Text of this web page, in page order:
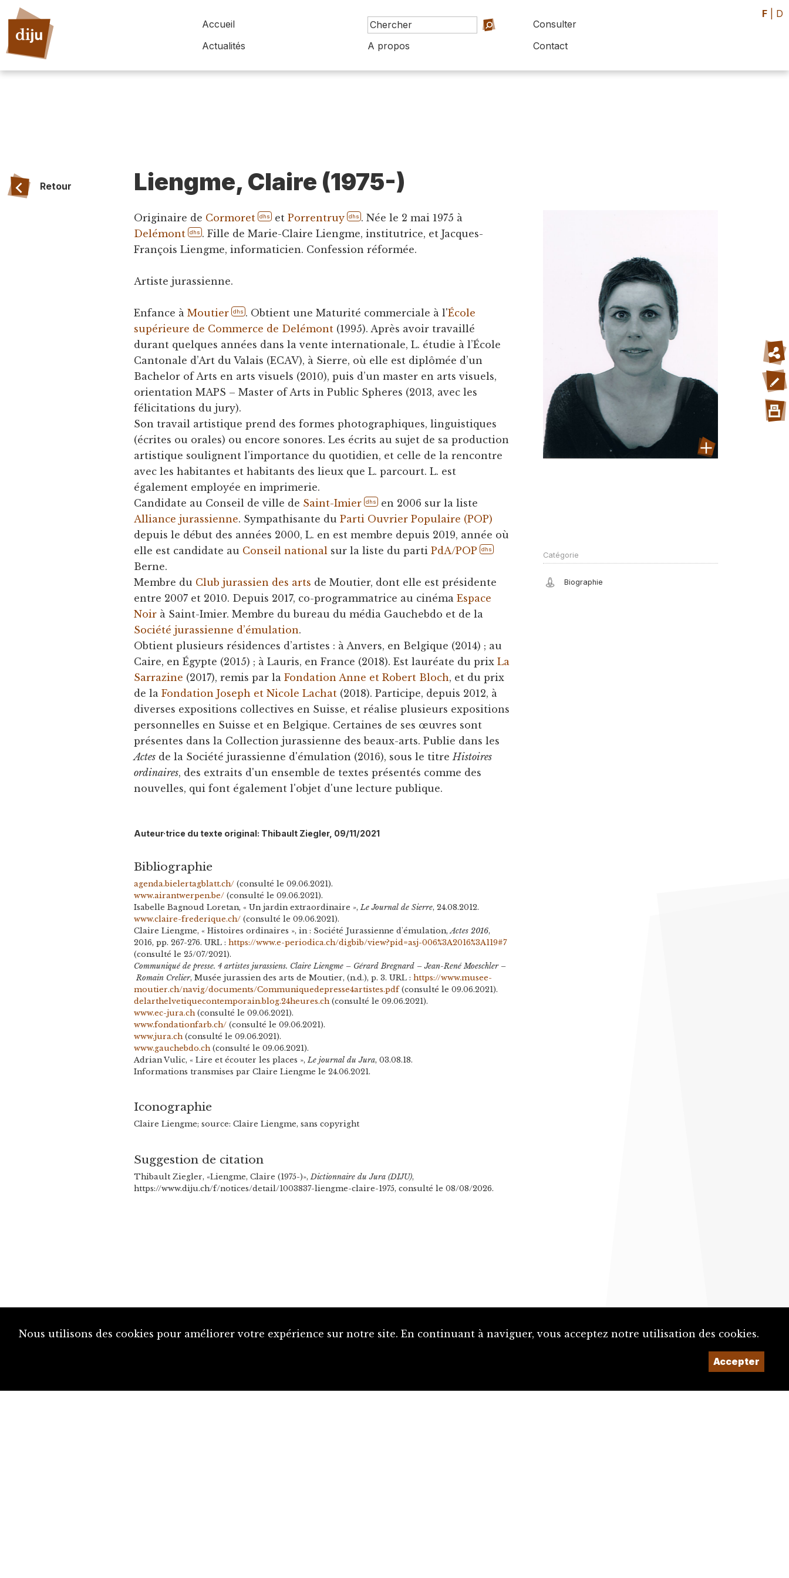
Accueil
Consulter
Actualités
A propos Contact
F D
Retour Liengme, Claire (1975-)
Originaire de Cormoret dhs etPorrentruy dhs . Née le 2 mai 1975 à
Delémont
dhs . Fille de Marie-Claire Liengme, institutrice, et Jacques-
François Liengme, informaticien. Confession réformée.
Artiste jurassienne.
Enfance àMoutier dhs . Obtient une Maturité commerciale à l'École
supérieure de Commerce de Delémont (1995). Après avoir travaillé
durant quelques années dans la vente internationale, L. étudie à l’École
Cantonale d’Art du Valais (ECAV), à Sierre, où elle est diplômée d’un
Bachelor of Arts en arts visuels (2010), puis d’un master en arts visuels,
orientation MAPS – Master of Arts in Public Spheres (2013, avec les
félicitations du jury).
Son travail artistique prend des formes photographiques, linguistiques
(écrites ou orales) ou encore sonores. Les écrits au sujet de sa production
artistique soulignent l'importance du quotidien, et celle de la rencontre
avec les habitantes et habitants des lieux que L. parcourt. L. est
également employée en imprimerie.
Candidate au Conseil de ville de Saint-Imier dhs
en 2006 sur la liste
Alliance jurassienne. Sympathisante duParti Ouvrier Populaire (POP)
depuis le début des années 2000, L. en est membre depuis 2019, année où
elle est candidate au Conseil national sur la liste du partiPdA/POP dhs
Berne.
Membre du Club jurassien des arts de Moutier, dont elle est présidente
entre 2007 et 2010. Depuis 2017, co-programmatrice au cinémaEspace
Noir à Saint-Imier. Membre du bureau du média Gauchebdo et de la
Société jurassienne d’émulation.
Obtient plusieurs résidences d’artistes : à Anvers, en Belgique (2014) ; au
Caire, en Égypte (2015) ; à Lauris, en France (2018). Est lauréate du prixLa
Sarrazine (2017), remis par laFondation Anne et Robert Bloch, et du prix
de laFondation Joseph et Nicole Lachat (2018). Participe, depuis 2012, à
diverses expositions collectives en Suisse, et réalise plusieurs expositions
personnelles en Suisse et en Belgique. Certaines de ses œuvres sont
présentes dans la Collection jurassienne des beaux-arts. Publie dans les
Actes de la Société jurassienne d'émulation (2016), sous le titre Histoires
ordinaires, des extraits d'un ensemble de textes présentés comme des
nouvelles, qui font également l'objet d'une lecture publique.
Auteur·trice du texte original: Thibault Ziegler, 09/11/2021
Bibliographie
agenda.bielertagblatt.ch/ (consulté le 09.06.2021).
www.airantwerpen.be/ (consulté le 09.06.2021).
Isabelle Bagnoud Loretan, « Un jardin extraordinaire »,Le Journal de Sierre, 24.08.2012.
www.claire-frederique.ch/ (consulté le 09.06.2021).
Claire Liengme, « Histoires ordinaires », in : Société Jurassienne d'émulation,Actes 2016,
2016, pp. 267-276. URL :https://www.e-periodica.ch/digbib/view?pid=asj-006%3A2016%3A119#7
(consulté le 25/07/2021).
Communiqué de presse. 4 artistes jurassiens. Claire Liengme – Gérard Bregnard – Jean-René Moeschler –
Romain Crelier, Musée jurassien des arts de Moutier, (n.d.), p. 3. URL :https://www.musee-
moutier.ch/navig/documents/Communiquedepresse4artistes.pdf(consulté le 09.06.2021).
delarthelvetiquecontemporain.blog.24heures.ch(consulté le 09.06.2021).
www.ec-jura.ch(consulté le 09.06.2021).
www.fondationfarb.ch/ (consulté le 09.06.2021).
www.jura.ch(consulté le 09.06.2021).
www.gauchebdo.ch(consulté le 09.06.2021).
Adrian Vulic, « Lire et écouter les places »,Le journal du Jura, 03.08.18.
Informations transmises par Claire Liengme le 24.06.2021.
Iconographie
Claire Liengme; source: Claire Liengme, sans copyright
Suggestion de citation
Thibault Ziegler, «Liengme, Claire (1975-)», Dictionnaire du Jura (DIJU),
https://www.diju.ch/f/notices/detail/1003837-liengme-claire-1975, consulté le 08/08/2026.
Catégorie
Biographie
Nous utilisons des cookies pour améliorer votre expérience sur notre site. En continuant à naviguer, vous acceptez notre utilisation des cookies.
Accepter